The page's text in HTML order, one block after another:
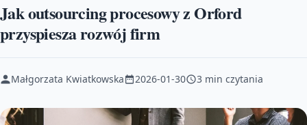
Jak outsourcing procesowy z Orford
przyspiesza rozwój firm
Małgorzata Kwiatkowska 2026-01-30 3 min czytania